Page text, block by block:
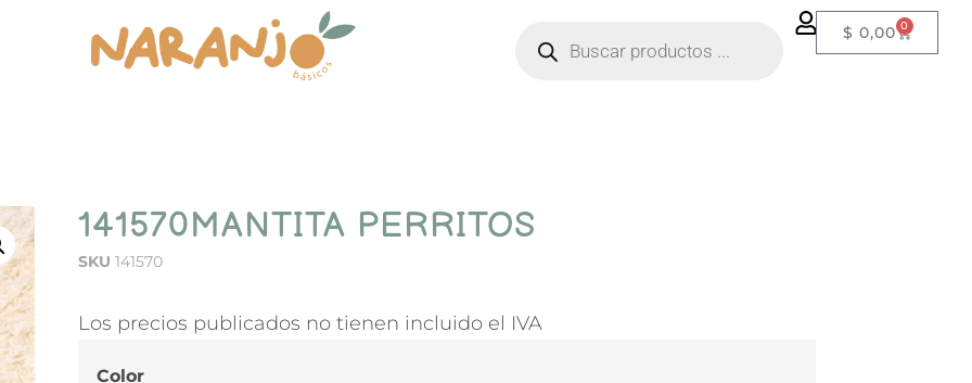
$ 0,00 0
141570MANTITA PERRITOS
SKU 141570
Los precios publicados no tienen incluido el IVA
Color